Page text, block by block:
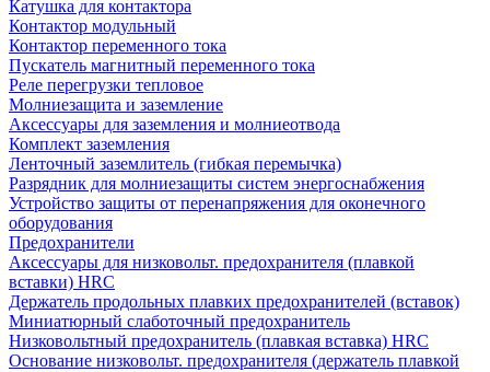
Катушка для контактора
Контактор модульный
Контактор переменного тока
Пускатель магнитный переменного тока
Реле перегрузки тепловое
Молниезащита и заземление
Аксессуары для заземления и молниеотвода
Комплект заземления
Ленточный заземлитель (гибкая перемычка)
Разрядник для молниезащиты систем энергоснабжения
Устройство защиты от перенапряжения для оконечного
оборудования
Предохранители
Аксессуары для низковольт. предохранителя (плавкой
вставки) HRC
Держатель продольных плавких предохранителей (вставок)
Миниатюрный слаботочный предохранитель
Низковольтный предохранитель (плавкая вставка) HRC
Основание низковольт. предохранителя (держатель плавкой